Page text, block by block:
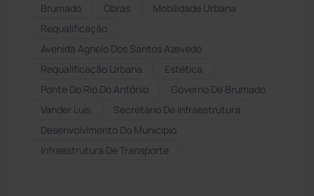
Brumado Obras
Mobilidade Urbana
Requalificação
Avenida Agnelo Dos Santos Azevedo
Requalificação Urbana
Estética
Ponte Do Rio Do Antônio
Governo De Brumado
Vander Luís
Secretário De Infraestrutura
Desenvolvimento Do Município
Infraestrutura De Transporte